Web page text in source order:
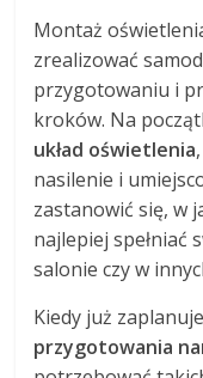
Montaż
zrealizować
przygotowaniu i
kroków. Na
układ oświetlenia
nasilenie i
zastanowić się, w
najlepiej spełniać
salonie czy w
Kiedy już
przygotowania